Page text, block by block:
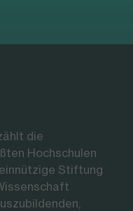
die
Hochschulen
Stiftung